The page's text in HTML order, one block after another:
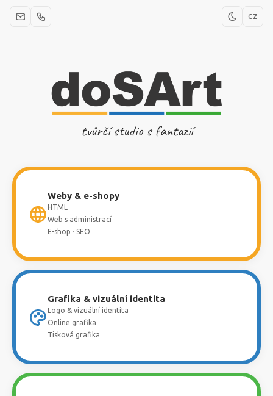
CZ
tvůrčí studio s fantazií
Weby & e-shopy
HTML
Web s administrací
E-shop · SEO
Grafika & vizuální identita
Logo & vizuální identita
Online grafika
Tisková grafika